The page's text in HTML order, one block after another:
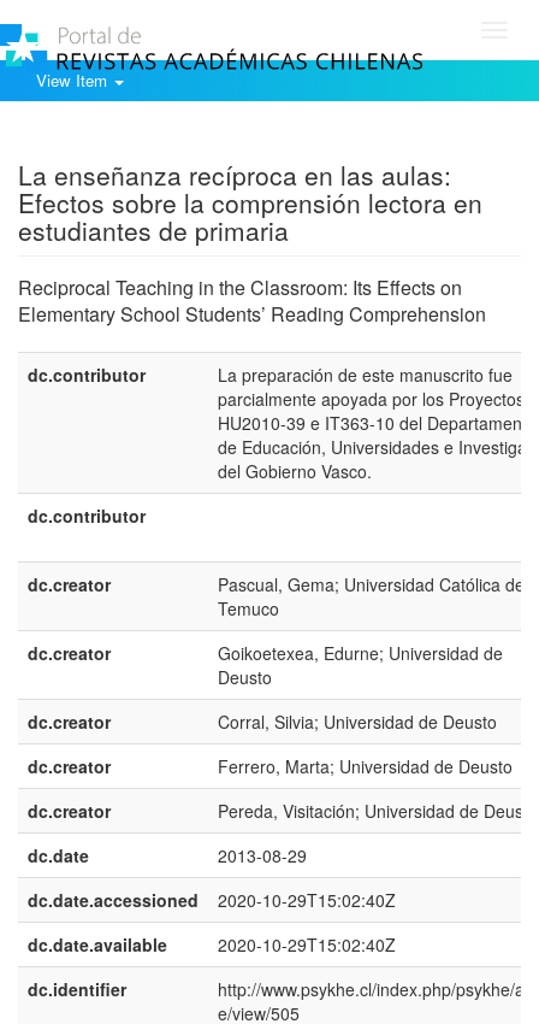
View Item
La enseñanza recíproca en las aulas:
Efectos sobre la comprensión lectora en
estudiantes de primaria
Reciprocal Teaching in the Classroom: Its Effects on
Elementary School Students’ Reading Comprehension
dc.contributor
La preparación de este manuscrito fue
parcialmente apoyada por los Proyectos
HU2010-39 e IT363-10 del Departamento
de Educación, Universidades e
del Gobierno Vasco.
dc.contributor
dc.creator
Pascual, Gema; Universidad Católica de
Temuco
dc.creator
Goikoetexea, Edurne; Universidad de
Deusto
dc.creator
Corral, Silvia; Universidad de Deusto
dc.creator
Ferrero, Marta; Universidad de Deusto
dc.creator
Pereda, Visitación; Universidad de Deusto
dc.date
2013-08-29
dc.date.accessioned
2020-10-29T15:02:40Z
dc.date.available
2020-10-29T15:02:40Z
dc.identifier
http://www.psykhe.cl/index.php/psykhe/
e/view/505